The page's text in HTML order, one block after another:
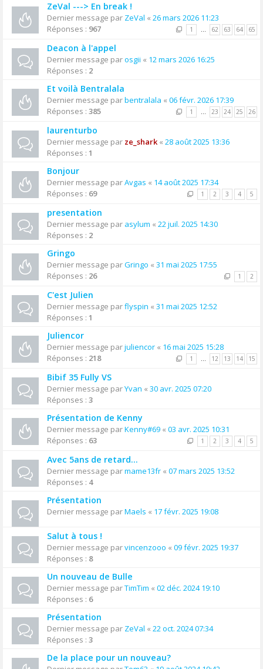
ZeVal ---> En break !
Dernier message par ZeVal « 26 mars 2026 11:23
Réponses : 967 1 … 62 63 64 65
Deacon à l'appel
Dernier message parosgii « 12 mars 2026 16:25
Réponses : 2
Et voilà Bentralala
Dernier message parbentralala « 06 févr. 2026 17:39
Réponses : 385 1 … 23 24 25 26
laurenturbo
Dernier message par ze_shark« 28 août 2025 13:36
Réponses : 1
Bonjour
Dernier message parAvgas « 14 août 2025 17:34
Réponses : 69 1 2 3 4 5
presentation
Dernier message par asylum « 22 juil. 2025 14:30
Réponses : 2
Gringo
Dernier message parGringo « 31 mai 2025 17:55
Réponses : 26 1 2
C'est Julien
Dernier message parflyspin « 31 mai 2025 12:52
Réponses : 1
Juliencor
Dernier message parjuliencor « 16 mai 2025 15:28
Réponses : 218 1 … 12 13 14 15
Bibif 35 Fully VS
Dernier message parYvan « 30 avr. 2025 07:20
Réponses : 3
Présentation de Kenny
Dernier message parKenny#69 « 03 avr. 2025 10:31
Réponses : 63 1 2 3 4 5
Avec 5ans de retard...
Dernier message parmame13fr « 07 mars 2025 13:52
Réponses : 4
Présentation
Dernier message parMaels « 17 févr. 2025 19:08
Salut à tous !
Dernier message parvincenzooo « 09 févr. 2025 19:37
Réponses : 8
Un nouveau de Bulle
Dernier message parTimTim « 02 déc. 2024 19:10
Réponses : 6
Présentation
Dernier message par ZeVal « 22 oct. 2024 07:34
Réponses : 3
De la place pour un nouveau?